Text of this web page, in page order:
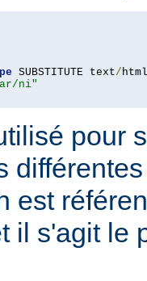
SUBSTITUTE text/ html
ni"
pour
est
il s'agit le